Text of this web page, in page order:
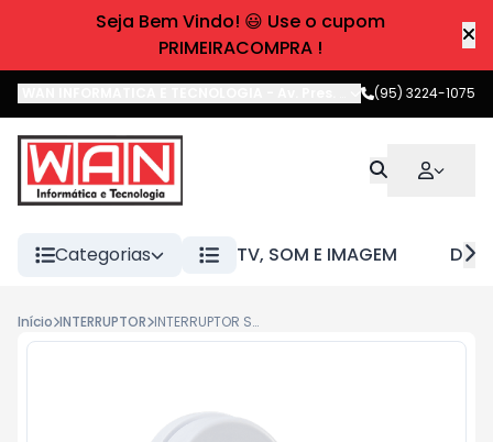
Seja Bem Vindo! 😃 Use o cupom
PRIMEIRACOMPRA !
Av. Pres. Castelo Branco,Boa
(95) 3224-1075
Categorias TV, SOM E IMAGEM
Início INTERRUPTOR INTERRUPTOR SENSOR PRESENCA ILUMINACAO ESP 180 INTELBRAS